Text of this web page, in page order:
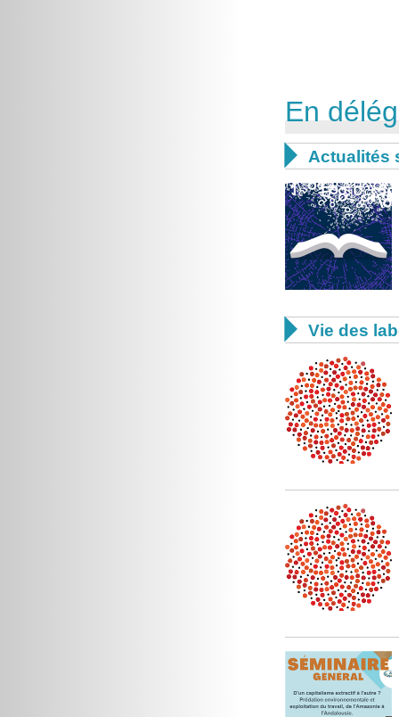
En
 Actualités
 Vie des